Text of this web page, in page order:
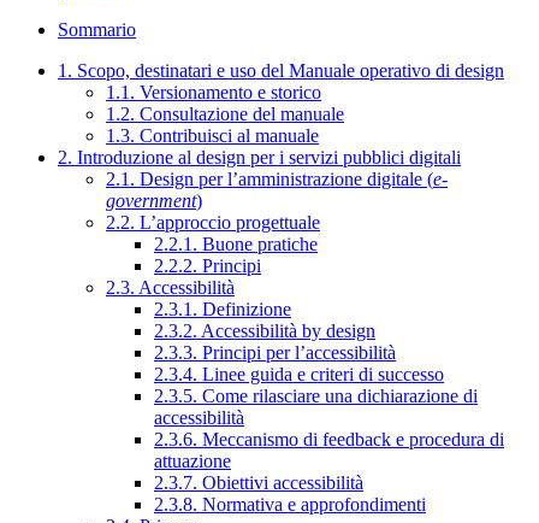
Sommario
1. Scopo, destinatari e uso del Manuale operativo di design
1.1. Versionamento e storico
1.2. Consultazione del manuale
1.3. Contribuisci al manuale
2. Introduzione al design per i servizi pubblici digitali
2.1. Design per l’amministrazione digitale (e-
government)
2.2. L’approccio progettuale
2.2.1. Buone pratiche
2.2.2. Principi
2.3. Accessibilità
2.3.1. Definizione
2.3.2. Accessibilità by design
2.3.3. Principi per l’accessibilità
2.3.4. Linee guida e criteri di successo
2.3.5. Come rilasciare una dichiarazione di
accessibilità
2.3.6. Meccanismo di feedback e procedura di
attuazione
2.3.7. Obiettivi accessibilità
2.3.8. Normativa e approfondimenti